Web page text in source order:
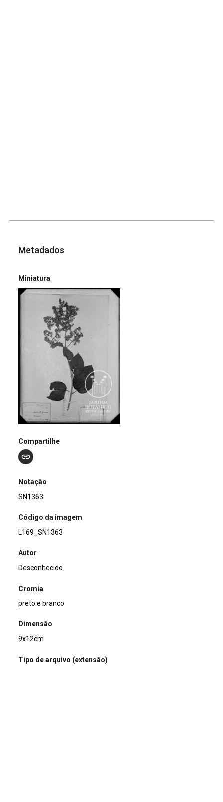
Metadados
Miniatura
Compartilhe
Notação
SN1363
Código da imagem
L169_SN1363
Autor
Desconhecido
Cromia
preto e branco
Dimensão
9x12cm
Tipo de arquivo (extensão)